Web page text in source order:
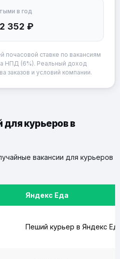
в год
352 ₽
почасовой ставке по вакансиям
НПД (6%). Реальный доход
заказов и условий компании.
для курьеров в
вакансии для курьеров
Яндекс Еда
Пеший курьер в Яндекс